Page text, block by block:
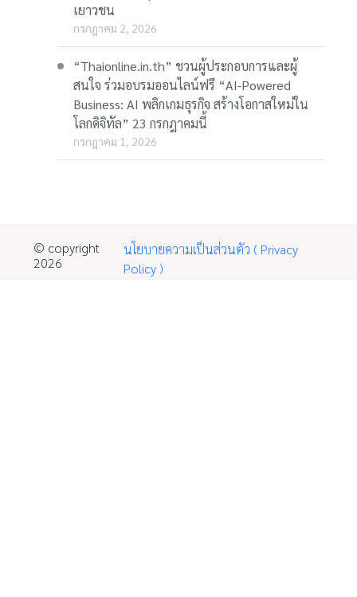
เยาวชน
กรกฎาคม 2, 2026
“Thaionline.in.th” ชวนผู้ประกอบการและผู้
สนใจ ร่วมอบรมออนไลน์ฟรี “AI-Powered
Business: AI พลิกเกมธุรกิจ สร้างโอกาสใหม่ใน
โลกดิจิทัล” 23 กรกฎาคมนี้
กรกฎาคม 1, 2026
© copyright
2026
นโยบายความเป็นส่วนตัว ( Privacy
Policy )